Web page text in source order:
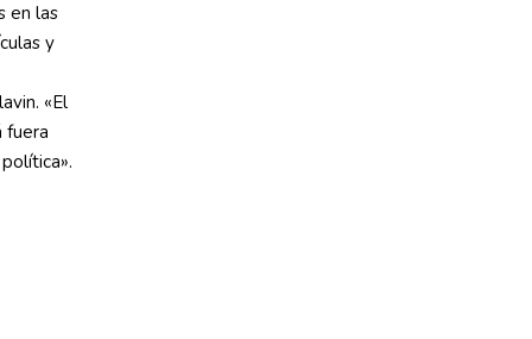
en las
y
«El
fuera